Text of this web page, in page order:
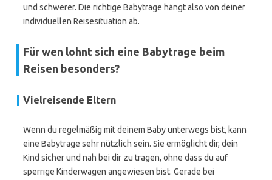
und schwerer. Die richtige Babytrage hängt also von deiner
individuellen Reisesituation ab.
Für wen lohnt sich eine Babytrage beim
Reisen besonders?
Vielreisende Eltern
Wenn du regelmäßig mit deinem Baby unterwegs bist, kann
eine Babytrage sehr nützlich sein. Sie ermöglicht dir, dein
Kind sicher und nah bei dir zu tragen, ohne dass du auf
sperrige Kinderwagen angewiesen bist. Gerade bei